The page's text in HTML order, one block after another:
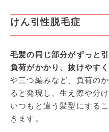
けん引性脱毛症
毛髪の同じ部分がずっと
負荷がかかり、抜けやす
や三つ編みなど、負荷の
ると発現し、生え際や分
いつもと違う髪型にする
きます。